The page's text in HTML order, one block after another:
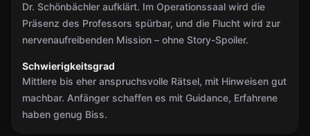
Dr. Schönbächler aufklärt. Im Operationssaal wird die
Präsenz des Professors spürbar, und die Flucht wird zur
nervenaufreibenden Mission – ohne Story-Spoiler.
Schwierigkeitsgrad
Mittlere bis eher anspruchsvolle Rätsel, mit Hinweisen gut
machbar. Anfänger schaffen es mit Guidance, Erfahrene
haben genug Biss.